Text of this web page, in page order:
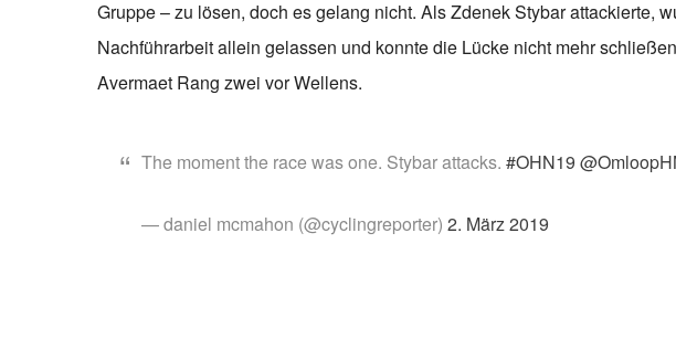
Gruppe – zu lösen, doch es gelang nicht. Als Zdenek Stybar attackierte,
Nachführarbeit allein gelassen und konnte die Lücke nicht mehr
Avermaet Rang zwei vor Wellens.
The moment the race was one. Stybar attacks. #OHN19
— daniel mcmahon (@cyclingreporter) 2. März 2019